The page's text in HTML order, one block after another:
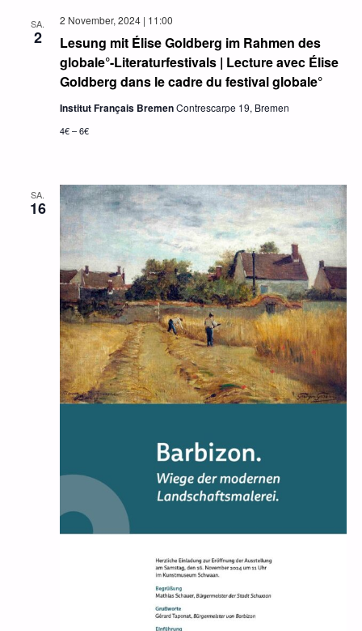
SA.
2
Lesung mit Élise Goldberg im Rahmen des
globale°-Literaturfestivals | Lecture avec Élise
Goldberg dans le cadre du festival globale°
2 November, 2024 | 11:00
Institut Français BremenContrescarpe 19, Bremen
4€ – 6€
SA.
16